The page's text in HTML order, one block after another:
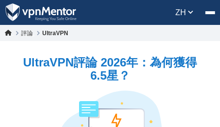
ZH
評論 UltraVPN
UltraVPN評論 2026年：為何獲得
6.5星？